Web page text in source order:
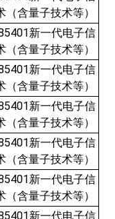
（含量子技术等）
新一代电子信
（含量子技术等）
新一代电子信
（含量子技术等）
新一代电子信
（含量子技术等）
新一代电子信
（含量子技术等）
新一代电子信
（含量子技术等）
新一代电子信